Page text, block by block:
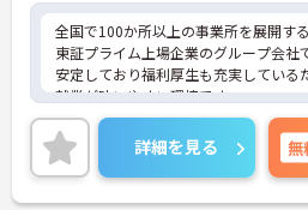
全国で100か所以上の事業所を展開する
東証プライム上場企業のグループ会社
安定しており福利厚生も充実している
就業が叶いやすい環境です。
また、キャリアパス制度が整っている
浅い方・ブランクがある方も高い目標
に取り組んでいただけます◎
ご興味ある方には、面接対策ポイント
詳細をお話しいたしますのでお気軽に
詳細を見る 無